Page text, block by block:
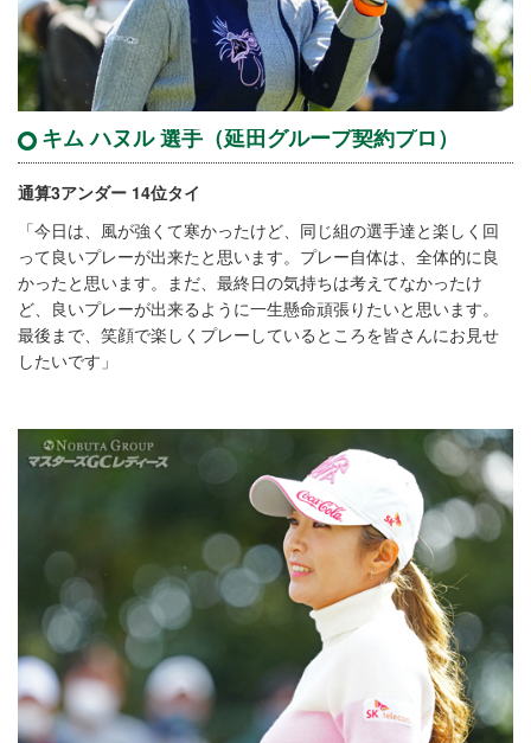
キム ハヌル 選手（延田グループ契約プロ）
通算3アンダー 14位タイ
「今日は、風が強くて寒かったけど、同じ組の選手達と楽しく回
って良いプレーが出来たと思います。プレー自体は、全体的に良
かったと思います。まだ、最終日の気持ちは考えてなかったけ
ど、良いプレーが出来るように一生懸命頑張りたいと思います。
最後まで、笑顔で楽しくプレーしているところを皆さんにお見せ
したいです」